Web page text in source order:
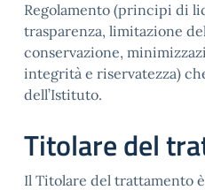
Regolamento (principi di
trasparenza, limitazione
conservazione,
integrità e riservatezza)
dell’Istituto.
Titolare del
Il Titolare del trattamento